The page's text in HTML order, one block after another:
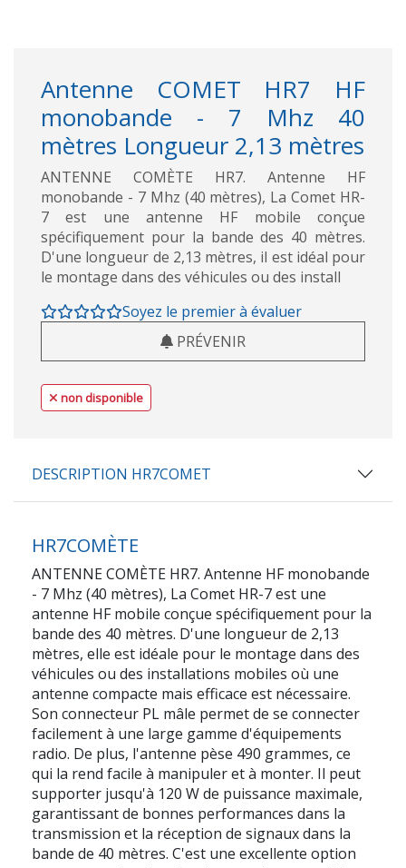
Antenne COMET HR7 HF
monobande - 7 Mhz 40
mètres Longueur 2,13 mètres
ANTENNE COMÈTE HR7. Antenne HF
monobande - 7 Mhz (40 mètres), La Comet HR-
7 est une antenne HF mobile conçue
spécifiquement pour la bande des 40 mètres.
D'une longueur de 2,13 mètres, il est idéal pour
le montage dans des véhicules ou des install
Soyez le premier à évaluer
PRÉVENIR
non disponible
DESCRIPTION HR7COMET
HR7COMÈTE
ANTENNE COMÈTE HR7. Antenne HF monobande
- 7 Mhz (40 mètres), La Comet HR-7 est une
antenne HF mobile conçue spécifiquement pour la
bande des 40 mètres. D'une longueur de 2,13
mètres, elle est idéale pour le montage dans des
véhicules ou des installations mobiles où une
antenne compacte mais efficace est nécessaire.
Son connecteur PL mâle permet de se connecter
facilement à une large gamme d'équipements
radio. De plus, l'antenne pèse 490 grammes, ce
qui la rend facile à manipuler et à monter. Il peut
supporter jusqu'à 120 W de puissance maximale,
garantissant de bonnes performances dans la
transmission et la réception de signaux dans la
bande de 40 mètres. C'est une excellente option